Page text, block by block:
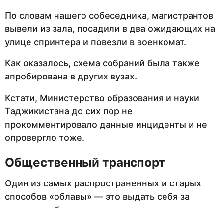
По словам нашего собеседника, магистрантов
вывели из зала, посадили в два ожидающих на
улице спринтера и повезли в военкомат.
Как оказалось, схема собраний была также
апробирована в других вузах.
Кстати, Министерство образования и науки
Таджикистана до сих пор не
прокомментировало данные инциденты и не
опровергло тоже.
Общественный транспорт
Один из самых распространенных и старых
способов «облавы» — это выдать себя за